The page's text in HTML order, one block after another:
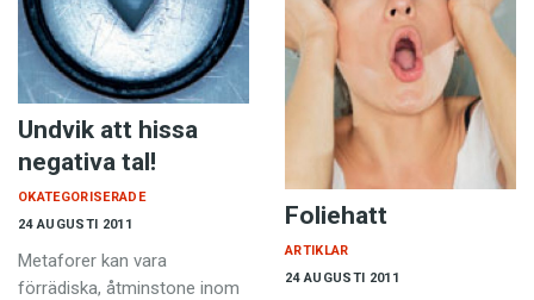
Undvik att hissa
negativa tal!
24 AUGUSTI 2011
OKATEGORISERADE
Metaforer kan vara
förrädiska, åtminstone inom
Foliehatt
24 AUGUSTI 2011
ARTIKLAR